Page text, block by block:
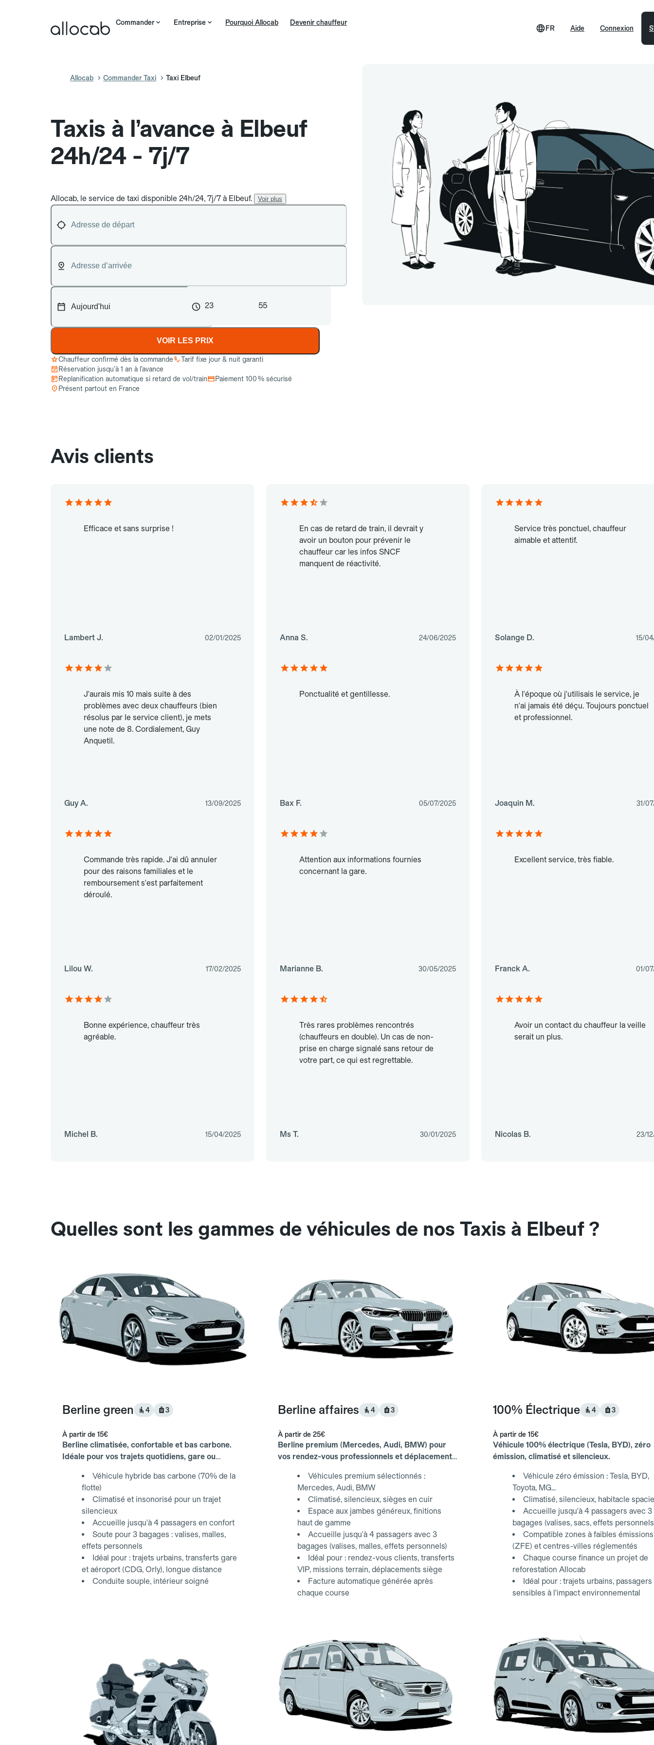
Commander Entreprise Pourquoi Allocab Devenir chauffeur
Aide
FR Connexion
Allocab Commander Taxi Taxi Elbeuf
Taxis à l’avance à Elbeuf
24h/24 - 7j/7
Allocab, le service de taxi disponible 24h/24, 7j/7 à Elbeuf. Voir plus
23 55
VOIR LES PRIX
Chauffeur confirmé dès la commande
Tarif fixe jour & nuit garanti
Réservation jusqu’à 1 an à l’avance
Replanification automatique si retard de vol/train
Paiement 100 % sécurisé
Présent partout en France
Avis clients
Efficace et sans surprise !
Lambert J. 02/01/2025
En cas de retard de train, il devrait y
avoir un bouton pour prévenir le
chauffeur car les infos SNCF
manquent de réactivité.
Anna S. 24/06/2025
Service très ponctuel, chauffeur
aimable et attentif.
Solange D. 15/
J'aurais mis 10 mais suite à des
problèmes avec deux chauffeurs (bien
résolus par le service client), je mets
une note de 8. Cordialement, Guy
Anquetil.
Guy A. 13/09/2025
Ponctualité et gentillesse.
Bax F. 05/07/2025
À l'époque où j'utilisais le service, je
n'ai jamais été déçu. Toujours ponctuel
et professionnel.
Joaquin M. 31/
Commande très rapide. J'ai dû annuler
pour des raisons familiales et le
remboursement s'est parfaitement
déroulé.
Lilou W. 17/02/2025
Attention aux informations fournies
concernant la gare.
Marianne B. 30/05/2025
Excellent service, très fiable.
Franck A. 01/
Bonne expérience, chauffeur très
agréable.
Michel B. 15/04/2025
Très rares problèmes rencontrés
(chauffeurs en double). Un cas de non-
prise en charge signalé sans retour de
votre part, ce qui est regrettable.
Ms T. 30/01/2025
Avoir un contact du chauffeur la veille
serait un plus.
Nicolas B. 23/
Quelles sont les gammes de véhicules de nos Taxis à Elbeuf ?
Berline green 4 3
À partir de 15€
Berline climatisée, confortable et bas carbone.
Idéale pour vos trajets quotidiens, gare ou
Véhicule hybride bas carbone (70% de la
flotte)
Climatisé et insonorisé pour un trajet
silencieux
Accueille jusqu'à 4 passagers en confort
Soute pour 3 bagages : valises, malles,
effets personnels
Idéal pour : trajets urbains, transferts gare
et aéroport (CDG, Orly), longue distance
Conduite souple, intérieur soigné
Berline affaires 4 3
À partir de 25€
Berline premium (Mercedes, Audi, BMW) pour
vos rendez-vous professionnels et déplacements
Véhicules premium sélectionnés :
Mercedes, Audi, BMW
Climatisé, silencieux, sièges en cuir
Espace aux jambes généreux, finitions
haut de gamme
Accueille jusqu'à 4 passagers avec 3
bagages (valises, malles, effets personnels)
Idéal pour : rendez-vous clients, transferts
VIP, missions terrain, déplacements siège
Facture automatique générée après
chaque course
100% Électrique 4 3
À partir de 15€
Véhicule 100% électrique (Tesla, BYD), zéro
émission, climatisé et silencieux.
Véhicule zéro émission : Tesla, BYD,
Toyota, MG...
Climatisé, silencieux, habitacle
Accueille jusqu'à 4 passagers avec 3
bagages (valises, sacs, effets
Compatible zones à faibles émissions
(ZFE) et centres-villes réglementés
Chaque course finance un projet de
reforestation Allocab
Idéal pour : trajets urbains, passagers
sensibles à l'impact environnemental